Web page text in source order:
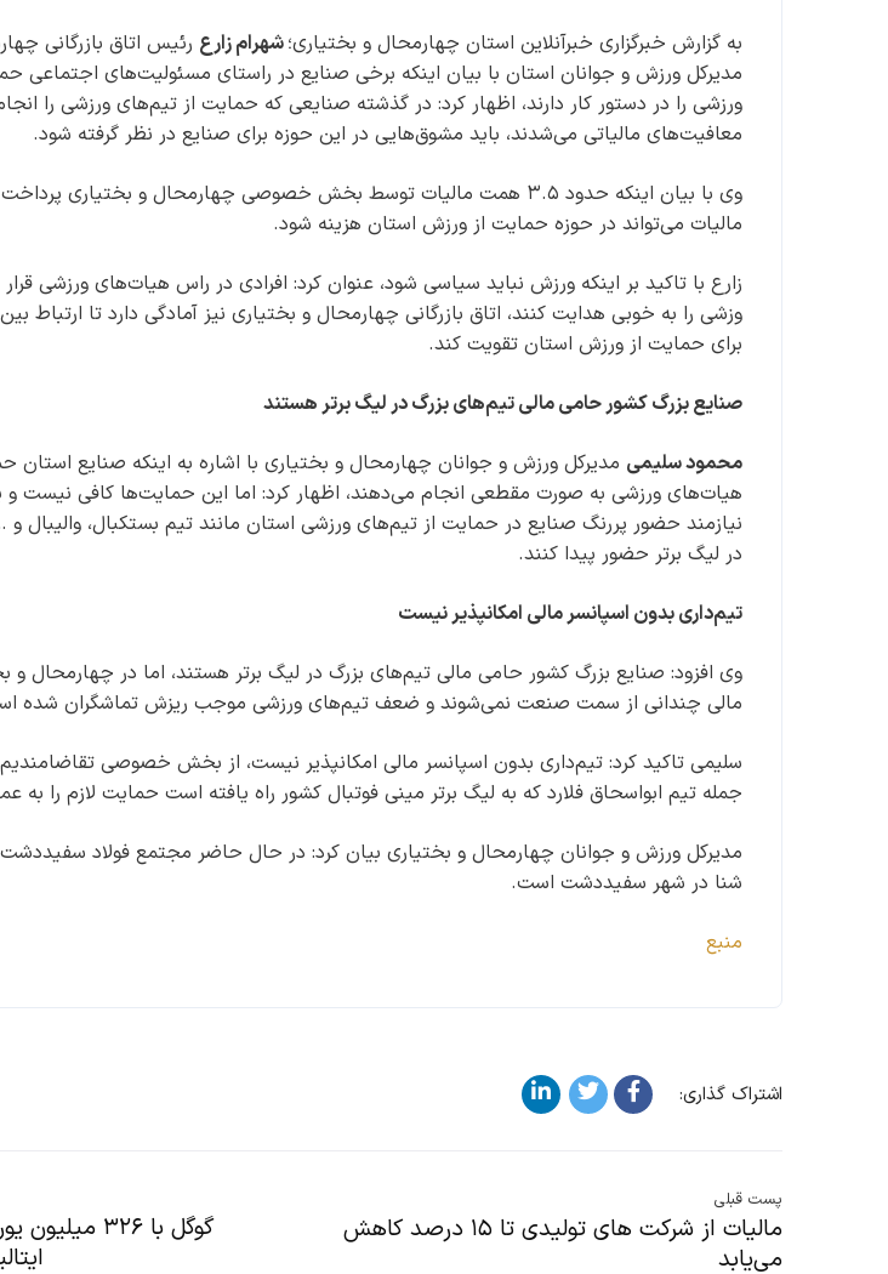
به گزارش خبرگزاری خبرآنلاین استان چهارمحال و بختیاری؛شهرام زارع رئیس اتاق بازرگانی
مدیرکل ورزش و جوانان استان با بیان اینکه برخی صنایع در راستای مسئولیت‌های اجتماعی
ورزشی را در دستور کار دارند، اظهار کرد: در گذشته صنایعی که حمایت از تیم‌های ورزشی را
معافیت‌های مالیاتی می‌شدند، باید مشوق‌هایی در این حوزه برای صنایع در نظر گرفته شود.
وی با بیان اینکه حدود ۳.۵ همت مالیات توسط بخش خصوصی چهارمحال و بختیاری
مالیات می‌تواند در حوزه حمایت از ورزش استان هزینه شود.
زارع با تاکید بر اینکه ورزش نباید سیاسی شود، عنوان کرد: افرادی در راس هیات‌های ورزشی قرار
وزشی را به خوبی هدایت کنند، اتاق بازرگانی چهارمحال و بختیاری نیز آمادگی دارد تا ارتباط
برای حمایت از ورزش استان تقویت کند.
صنایع بزرگ کشور حامی مالی تیم‌های بزرگ در لیگ برتر هستند
محمود سلیمی مدیرکل ورزش و جوانان چهارمحال و بختیاری با اشاره به اینکه صنایع استان
هیات‌های ورزشی به صورت مقطعی انجام می‌دهند، اظهار کرد: اما این حمایت‌ها کافی نیست و
نیازمند حضور پررنگ صنایع در حمایت از تیم‌های ورزشی استان مانند تیم بستکبال، والیبال و
در لیگ برتر حضور پیدا کنند.
تیم‌داری بدون اسپانسر مالی امکانپذیر نیست
وی افزود: صنایع بزرگ کشور حامی مالی تیم‌های بزرگ در لیگ برتر هستند، اما در چهارمحال و
مالی چندانی از سمت صنعت نمی‌شوند و ضعف تیم‌های ورزشی موجب ریزش تماشگران شده
سلیمی تاکید کرد: تیم‌داری بدون اسپانسر مالی امکانپذیر نیست، از بخش خصوصی تقاضامندیم
جمله تیم ابواسحاق فلارد که به لیگ برتر مینی فوتبال کشور راه یافته است حمایت لازم را به
مدیرکل ورزش و جوانان چهارمحال و بختیاری بیان کرد: در حال حاضر مجتمع فولاد
شنا در شهر سفیددشت است.
منبع
اشتراک گذاری:
پست قبلی
مالیات از شرکت های تولیدی تا ۱۵ درصد کاهش
می‌یابد
گوگل با ۳۲۶